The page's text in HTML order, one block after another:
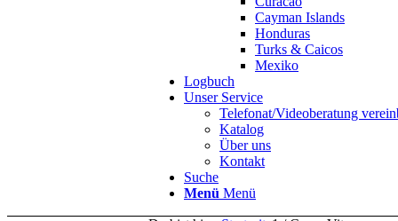
Cayman Islands
Honduras
Turks & Caicos
Mexiko
Logbuch
Unser Service
Telefonat/Videoberatung
Katalog
Über uns
Kontakt
Suche
Menü Menü